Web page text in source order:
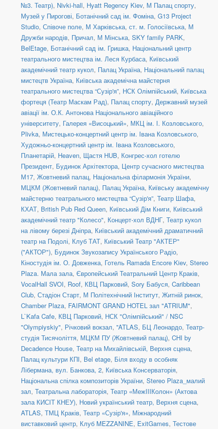
№3. Театр), Nivki-hall, Hyatt Regency Kiev, М Палац спорту,
Музей у Пирогові, Ботанічний сад ім. Фоміна, G13 Project
Studio, Співоче поле, М Харківська, ст. м. Голосіївська, М
Дружби народів, Причал, М Мінська, SKY family PARK,
BelEtage, Ботанічний сад ім. Гришка, Національний центр
театрального мистецтва ім. Леся Курбаса, Київський
академічний театр кукол, Палац Україна, Національний палац
мистецтв Україна, Київська академічна майстерня
театрального мистецтва “Сузір'я”, НСК Олімпійський, Київська
фортеця (Театр Маскам Рад), Палац спорту, Державний музей
авіації ім. О.К. Антонова Національного авіаційного
університету, Галерея «Висоцький», МКЦ ім. І. Козловського,
Plivka, Мистецько-концертний центр ім. Івана Козловського,
Художньо-концертний центр ім. Івана Козловського,
Планетарій, Heaven, Щастя HUB, Конгрес-хол готелю
Президент, Будинок Архітектора, Центр сучасного мистецтва
М17, Жовтневий палац, Національна філармонія України,
МЦКМ (Жовтневий палац), Палац Україна, Київську академічну
майстерню театрального мистецтва “Сузір'я”, Театр Шафа,
КХАТ, British Pub Red Queen, Київський Дім Книги, Київський
академічний театр "Колесо", Концерт-хол ВДНГ, Театр кукол
на лівому березі Дніпра, Київський академічний драматичний
театр на Подолі, Клуб ТАТ, Київський Театр "АКТЕР"
("АКТОР"), Будинок Звукозапису Українського Радіо,
Кіностудія ім. О. Довженка, Готель Ramada Encore Kiev, Stereo
Plaza. Мала зала, Європейський Театральний Центр Краків,
VocalHall SVOI, Roof, КВЦ Парковий, Sory Бабуся, Caribbean
Club, Стадіон Старт, М Політехнічний Інститут, Житній ринок,
Chamber Plaza, FAIRMONT GRAND HOTEL зал "ATRIUM",
L`Kafa Cafe, КВЦ Парковий, НСК "Олімпійський" / NSC
"Olympiyskiy", Річковий вокзал, ''ATLAS, БЦ Леонардо, Театр-
студія Тисячоліття, МЦКМ ПУ (Жовтневий палац), CHI by
Decadence House, Театр на Михайлівській, Верхня сцена,
Палац культури КПІ, Bel etage, Біля входу в особняк
Лібермана, вул. Банкова, 2, Київська Консерваторія,
Національна спілка композиторів України, Stereo Plaza_малий
зал, Театральна лабораторія, Театр «МежIIIКолон» (Актова
зала КИСІТ КНЕУ), Новий український театр, Верхня сцена,
ATLAS, ТМЦ Краків, Театр «Сузір'я», Міжнародний
виставковий центр, Клуб MEZZANINE, ExitGames, Тестове